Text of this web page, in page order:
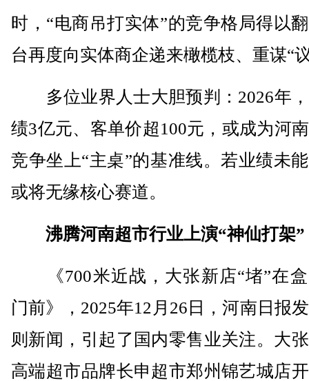
时，“电商吊打实体”的竞争格局得以
台再度向实体商企递来橄榄枝、重谋“
多位业界人士大胆预判：2026年
绩3亿元、客单价超100元，或成为河
竞争坐上“主桌”的基准线。若业绩未
或将无缘核心赛道。
沸腾河南超市行业上演“神仙打架”
《700米近战，大张新店“堵”在盒
门前》，2025年12月26日，河南日报
则新闻，引起了国内零售业关注。大
高端超市品牌长申超市郑州锦艺城店